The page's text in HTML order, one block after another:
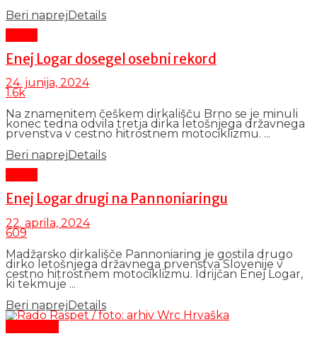
Beri naprejDetails
Enej Logar dosegel osebni rekord
24. junija, 2024
1.6k
Na znamenitem češkem dirkališču Brno se je minuli
konec tedna odvila tretja dirka letošnjega državnega
prvenstva v cestno hitrostnem motociklizmu. ...
Beri naprej Details
Enej Logar drugi na Pannoniaringu
22. aprila, 2024
609
Madžarsko dirkališče Pannoniaring je gostila drugo
dirko letošnjega državnega prvenstva Slovenije v
cestno hitrostnem motociklizmu. Idrijčan Enej Logar,
ki tekmuje ...
Beri naprejDetails